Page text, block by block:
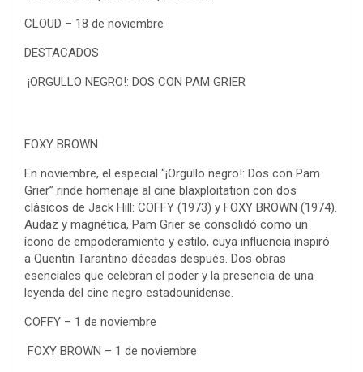
CLOUD – 18 de noviembre
DESTACADOS
¡ORGULLO NEGRO!: DOS CON PAM GRIER
FOXY BROWN
En noviembre, el especial “¡Orgullo negro!: Dos con Pam
Grier” rinde homenaje al cine blaxploitation con dos
clásicos de Jack Hill: COFFY (1973) y FOXY BROWN (1974).
Audaz y magnética, Pam Grier se consolidó como un
ícono de empoderamiento y estilo, cuya influencia inspiró
a Quentin Tarantino décadas después. Dos obras
esenciales que celebran el poder y la presencia de una
leyenda del cine negro estadounidense.
COFFY – 1 de noviembre
FOXY BROWN – 1 de noviembre